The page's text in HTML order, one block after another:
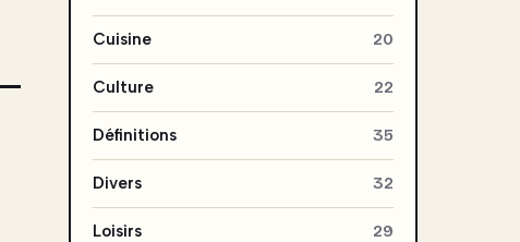
Cuisine 20
Culture 22
Définitions 35
Divers 32
Loisirs 29